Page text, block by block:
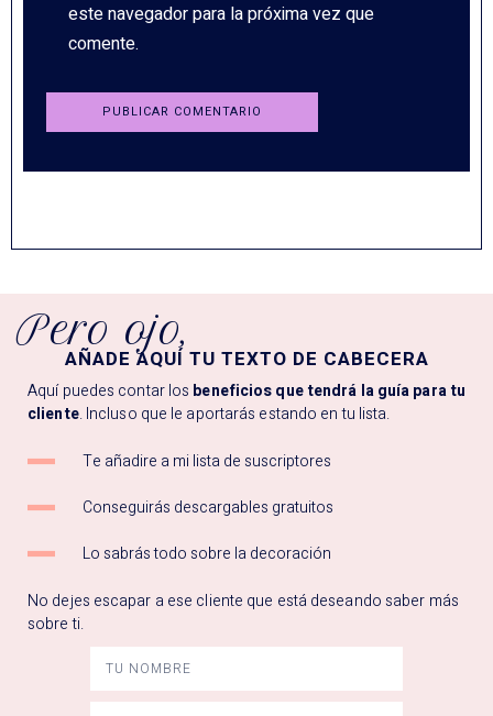
este navegador para la próxima vez que
comente.
Pero ojo,
AÑADE AQUÍ TU TEXTO DE CABECERA
Aquí puedes contar los beneficios que tendrá la guía para tu
cliente. Incluso que le aportarás estando en tu lista.
Te añadire a mi lista de suscriptores
Conseguirás descargables gratuitos
Lo sabrás todo sobre la decoración
No dejes escapar a ese cliente que está deseando saber más
sobre ti.